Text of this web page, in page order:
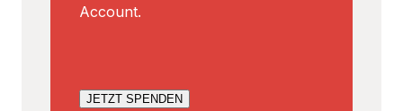
Account.
JETZT SPENDEN